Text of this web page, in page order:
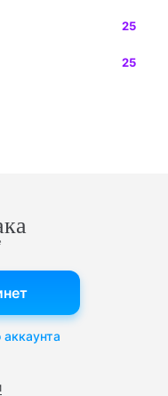
25
25
аккаунта